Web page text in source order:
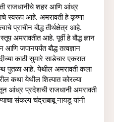
राजधानीचे शहर आणि आंध्र
स्वरूप आहे. अमरावती हे कृष्णा
प्राचीन बौद्ध तीर्थक्षेत्र आहे.
अमरावतीत आहे. पूर्वी हे बौद्ध ज्ञान
जपानपर्यंत बौद्ध तत्वज्ञान
काठी सुमारे साडेचार एकरात
पुतळा आहे. येथील अमरावती कला
कथा येथील शिल्पात कोरल्या
आंध्र प्रदेशची राजधानी अमरावती
संकल्प चंद्राबाबू नायडू यांनी